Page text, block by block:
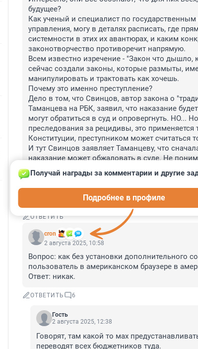
будущее?
Как ученый и специалист по
управления, могу в деталях расписать, где
системности в этих их авантюрах, и каким
законотворчество противоречит напрямую.
Всем известно изречение - "Закон что дышло,
сейчас создали законы, которые размыты,
манипулировать и трактовать как хочешь.
Почему это именно преступление?
Дело в том, что Свинцов, автор закона о
Таманцева на РБК, заявил, что наказание
могут обратиться в суд и опровергнуть. НО...
преследования за рецидивы, это применяется
Конституции, преступником может считаться
И тут Свинцов заявляет Таманцеву, что
наказание может обжаловать в суде. Не
пытаясь исполнительную ветвь власти
особенности главу исполнительной ветви
присяга и клятва на верность народу и
ответственных лиц.
ОТВЕТИТЬ
cron
Получай награды за комментарии и другие
Подробнее в профиле
2 августа 2025, 10:58
Вопрос: как без установки дополнительного
пользователь в американском браузере в
Ответ: никак.
ОТВЕТИТЬ 6
Гость
2 августа 2025, 12:38
Говорят, там какой то мах
переводят всех бюджетников туда.